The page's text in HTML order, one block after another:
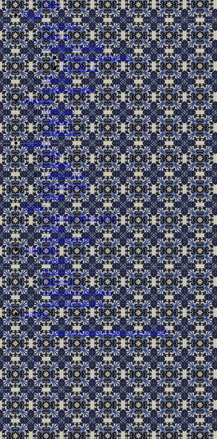
Mate
Pisos
Decorado
Natural
Loseta Esmaltada
Rombos y triángulos
Flor de Liz
Astriado
Antiderrapante
Murales
Realzado
Talavera
Religiosos
Lavabos
Dona
Ovalado
Talavereado
Un solo color
Bases
Placas
Acabados Especiales
Ovalos
Rectángulares
Especiales
Fuentes
Números
Jaladeras
Accesorios de baño
Lotería Mexicana
Galería
Free Joomla! template by L.THEME